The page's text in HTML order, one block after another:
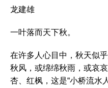
龙建雄
一叶落而天下秋。
在许多人心目中，秋天似
秋风，或绵绵秋雨，或哀
杏、红枫，这是“小桥流水